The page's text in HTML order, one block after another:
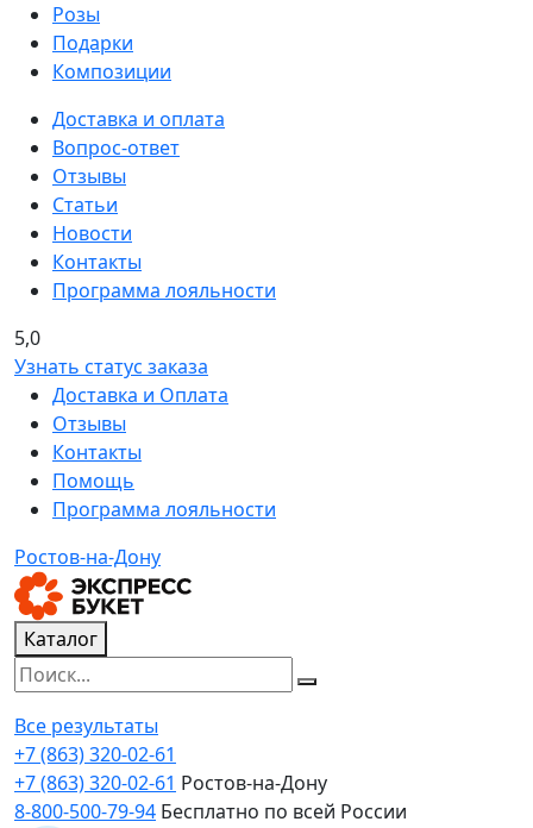
Розы
Подарки
Композиции
Доставка и оплата
Вопрос-ответ
Отзывы
Статьи
Новости
Контакты
Программа лояльности
5,0
Узнать статус заказа
Доставка и Оплата
Отзывы
Контакты
Помощь
Программа лояльности
Ростов-на-Дону
Каталог
Все результаты
+7 (863) 320-02-61
+7 (863) 320-02-61 Ростов-на-Дону
8-800-500-79-94 Бесплатно по всей России